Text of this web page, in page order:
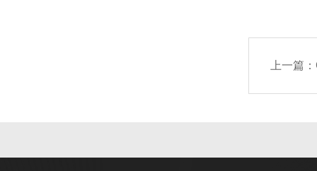
上一篇：